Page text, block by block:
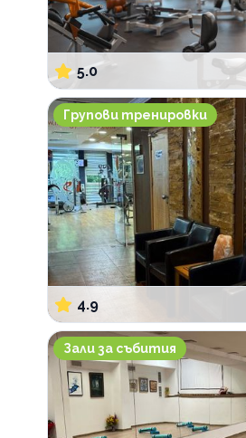
5.0
Inergy Fitness & Pool Center
Групови тренировки
4.9
NEXUS Space
Зали за събития